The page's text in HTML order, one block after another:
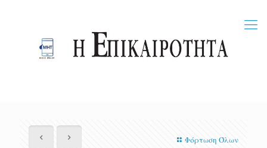
Φόρτωση Όλων